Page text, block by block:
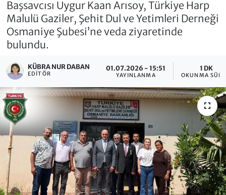
Başsavcısı Uygur Kaan Arısoy, Türkiye Harp
Malulü Gaziler, Şehit Dul ve Yetimleri Derneği
Osmaniye Şubesi’ne veda ziyaretinde
bulundu.
KÜBRA NUR DABAN
EDITÖR
01.07.2026 - 15:51
YAYINLANMA
1 DK
OKUNMA